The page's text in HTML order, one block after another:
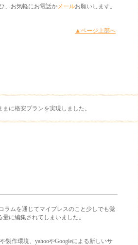
、お気軽にお電話かメールお願いします。
▲ページ上部へ
に格安プランを実現しました。
ラムを通じてマイプレスのこと少しでも覚
に編集されてしまいました。
製作環境、yahooやGoogleによる新しいサ